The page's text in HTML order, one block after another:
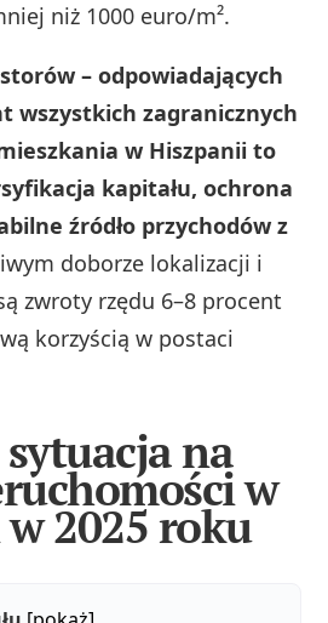
niż 1000 euro/m².
– odpowiadających
wszystkich zagranicznych
w Hiszpanii to
kapitału, ochrona
źródło przychodów z
doborze lokalizacji i
zwroty rzędu 6–8 procent
korzyścią w postaci
na
w
2025 roku